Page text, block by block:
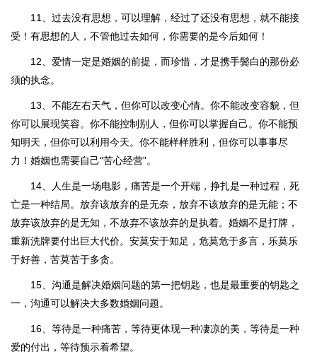
11、过去没有思想，可以理解，经过了还没有思想，就不能接
受！有思想的人，不管他过去如何，你需要的是今后如何！
12、爱情一定是婚姻的前提，而珍惜，才是携手鬓白的那份必
须的执念。
13、不能左右天气，但你可以改变心情。你不能改变容貌，但
你可以展现笑容。你不能控制别人，但你可以掌握自己。你不能预
知明天，但你可以利用今天。你不能样样胜利，但你可以事事尽
力！婚姻也需要自己“苦心经营”。
14、人生是一场电影，痛苦是一个开端，挣扎是一种过程，死
亡是一种结局。放弃该放弃的是无奈，放弃不该放弃的是无能；不
放弃该放弃的是无知，不放弃不该放弃的是执着。婚姻不是打牌，
重新洗牌要付出巨大代价。安莫安于知足，危莫危于多言，乐莫乐
于好善，苦莫苦于多贪。
15、沟通是解决婚姻问题的第一把钥匙，也是最重要的钥匙之
一，沟通可以解决大多数婚姻问题。
16、等待是一种痛苦，等待更体现一种凄凉的美，等待是一种
爱的付出，等待预示着希望。